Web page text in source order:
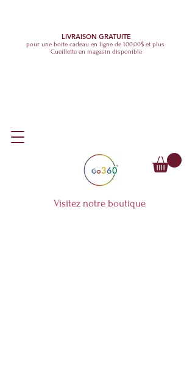
LIVRAISON GRATUITE
pour une boîte cadeau en ligne de 100,00$ et plus
Cueillette en magasin disponible
Visitez notre boutique